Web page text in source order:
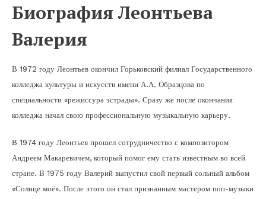
Биография Леонтьева
Валерия
В 1972 году Леонтьев окончил Горьковский филиал Государственного
колледжа культуры и искусств имени А.А. Образцова по
специальности «режиссура эстрады». Сразу же после окончания
колледжа начал свою профессиональную музыкальную карьеру.
В 1974 году Леонтьев прошел сотрудничество с композитором
Андреем Макаревичем, который помог ему стать известным во всей
стране. В 1975 году Валерий выпустил свой первый сольный альбом
«Солнце моё». После этого он стал признанным мастером поп-музыки